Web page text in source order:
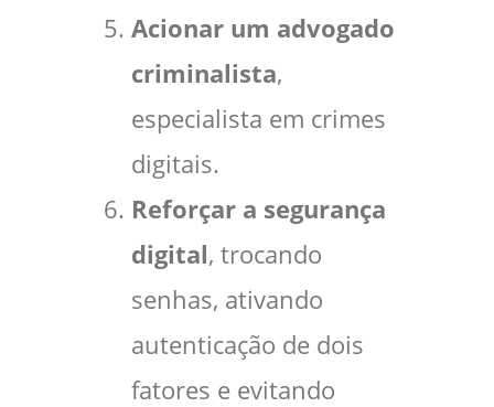
Acionar um advogado
criminalista,
especialista em crimes
digitais.
Reforçar a segurança
digital, trocando
senhas, ativando
autenticação de dois
fatores e evitando